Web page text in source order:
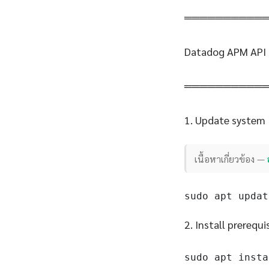
Datadog APM
1. Update system
เนื้อหาเกี่ยวข้อง —
sudo apt
2. Install
sudo apt